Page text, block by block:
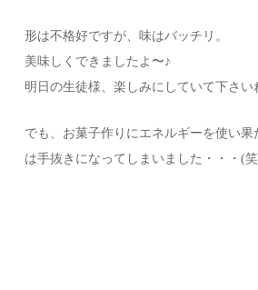
形は不格好ですが、味はバッチリ。
美味しくできましたよ〜♪
明日の生徒様、楽しみにしていて下さ
でも、お菓子作りにエネルギーを使い果
は手抜きになってしまいました・・・(